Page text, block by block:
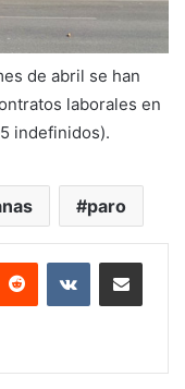
de abril se han
laborales en
indefinidos).
paro
Reddit VKontakteCompartir por